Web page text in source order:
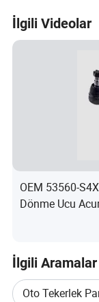
İlgili Videolar
OEM 53560-
Dönme Ucu
İlgili Aramalar
Oto Tekerlek